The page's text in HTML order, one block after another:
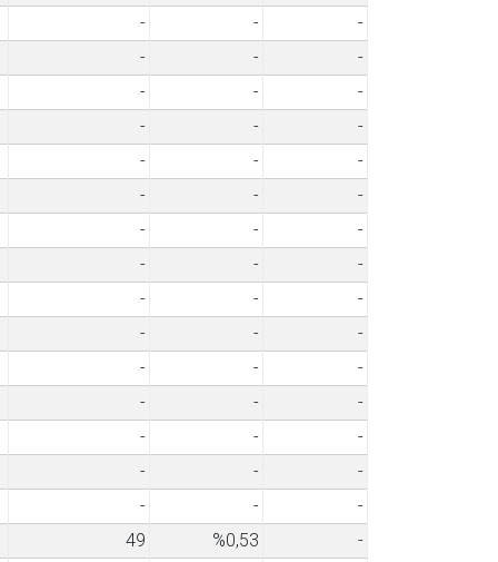
- -
-
- -
-
- -
-
- -
-
- -
-
- -
-
- -
-
- -
-
- -
-
- -
-
- -
-
- -
-
- -
-
- -
-
- -
-
49 %0,53
-